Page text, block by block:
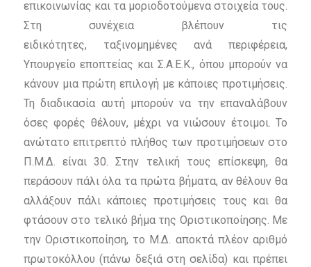
επικοινωνίας και τα μοριοδοτούμενα στοιχεία τους.
Στη συνέχεια βλέπουν τις
ειδικότητες, ταξινομημένες ανά περιφέρεια,
Υπουργείο εποπτείας και Σ.Α.Ε.Κ., όπου μπορούν να
κάνουν μια πρώτη επιλογή με κάποιες προτιμήσεις.
Τη διαδικασία αυτή μπορούν να την επαναλάβουν
όσες φορές θέλουν, μέχρι να νιώσουν έτοιμοι. Το
ανώτατο επιτρεπτό πλήθος των προτιμήσεων στο
Π.Μ.Δ. είναι 30.Στην τελική τους επίσκεψη, θα
περάσουν πάλι όλα τα πρώτα βήματα, αν θέλουν θα
αλλάξουν πάλι κάποιες προτιμήσεις τους και θα
φτάσουν στο τελικό βήμα της Οριστικοποίησης. Με
την Οριστικοποίηση, το Μ.Δ. αποκτά πλέον αριθμό
πρωτοκόλλου (πάνω δεξιά στη σελίδα) και πρέπει